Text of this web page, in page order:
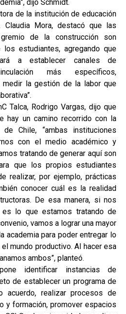
dijo Schmidt.
de la institución de educación
Claudia Mora, destacó que las
de la construcción son
estudiantes, agregando que
a establecer canales de
más específicos,
medir la gestión de la labor que
Talca, Rodrigo Vargas, dijo que
hay un camino recorrido con la
de Chile, “ambas instituciones
con el medio académico y
tratando de generar aquí son
que los propios estudiantes
realizar, por ejemplo, prácticas
conocer cuál es la realidad
De esa manera, si nos
es lo que estamos tratando de
vamos a lograr una mayor
academia para poder entregar lo
mundo productivo. Al hacer esa
ambos”, planteó.
identificar instancias de
de establecer un programa de
acuerdo, realizar procesos de
y formación, promover espacios